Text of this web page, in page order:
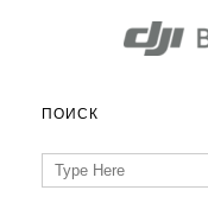
ПОИСК
Search
for: